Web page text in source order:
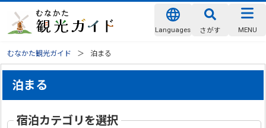
Languages さがす MENU
むなかた観光ガイド 泊まる
泊まる
宿泊カテゴリを選択